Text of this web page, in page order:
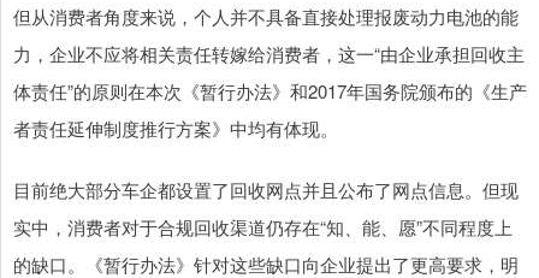
但从消费者角度来说，个人并不具备直接处理报废动力电池的能
力，企业不应将相关责任转嫁给消费者，这一“由企业承担回收主
体责任”的原则在本次《暂行办法》和2017年国务院颁布的《生产
者责任延伸制度推行方案》中均有体现。
目前绝大部分车企都设置了回收网点并且公布了网点信息。但现
实中，消费者对于合规回收渠道仍存在“知、能、愿”不同程度上
的缺口。《暂行办法》针对这些缺口向企业提出了更高要求，明